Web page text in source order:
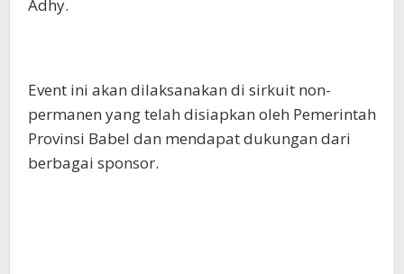
Adhy.
Event ini akan dilaksanakan di sirkuit non-
permanen yang telah disiapkan oleh Pemerintah
Provinsi Babel dan mendapat dukungan dari
berbagai sponsor.